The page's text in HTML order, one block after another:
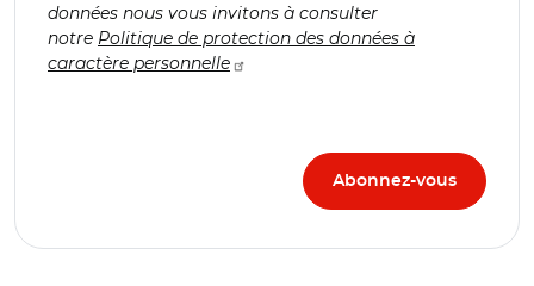
données nous vous invitons à consulter
notre Politique de protection des données à
caractère personnelle